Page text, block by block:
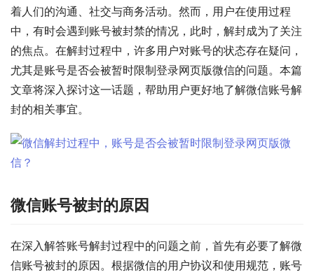
着人们的沟通、社交与商务活动。然而，用户在使用过程
中，有时会遇到账号被封禁的情况，此时，解封成为了关注
的焦点。在解封过程中，许多用户对账号的状态存在疑问，
尤其是账号是否会被暂时限制登录网页版微信的问题。本篇
文章将深入探讨这一话题，帮助用户更好地了解微信账号解
封的相关事宜。
微信账号被封的原因
在深入解答账号解封过程中的问题之前，首先有必要了解微
信账号被封的原因。根据微信的用户协议和使用规范，账号